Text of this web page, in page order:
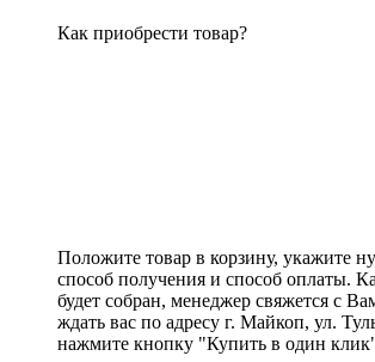
Как приобрести товар?
Положите товар в корзину, укажите
способ получения и способ оплаты.
будет собран, менеджер свяжется с
ждать вас по адресу г. Майкоп, ул.
нажмите кнопку "Купить в один